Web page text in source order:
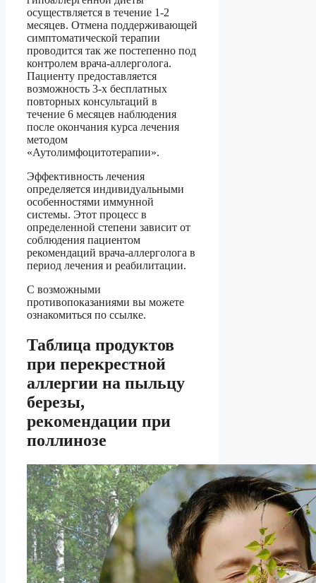
осуществляется в течение 1-2
месяцев. Отмена поддерживающей
симптоматической терапии
проводится так же постепенно под
контролем врача-аллерголога.
Пациенту предоставляется
возможность 3-х бесплатных
повторных консультаций в
течение 6 месяцев наблюдения
после окончания курса лечения
методом
«Аутолимфоцитотерапии».
Эффективность лечения
определяется индивидуальными
особенностями иммунной
системы. Этот процесс в
определенной степени зависит от
соблюдения пациентом
рекомендаций врача-аллерголога в
период лечения и реабилитации.
С возможными
противопоказаниями вы можете
ознакомиться по ссылке.
Таблица продуктов
при перекрестной
аллергии на пыльцу
березы,
рекомендации при
поллинозе